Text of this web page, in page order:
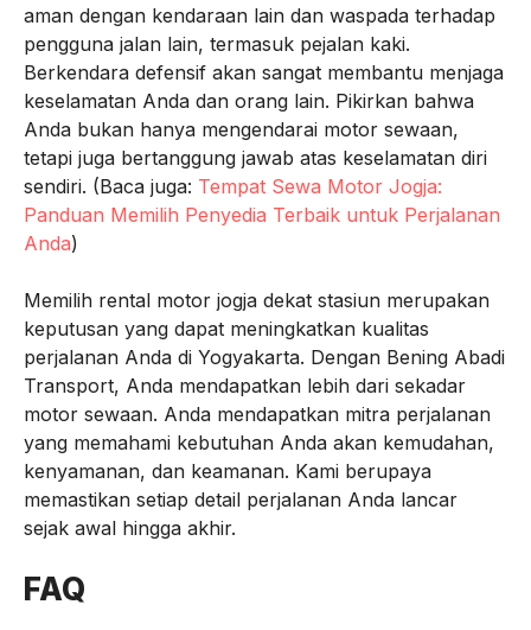
aman dengan kendaraan lain dan waspada terhadap
pengguna jalan lain, termasuk pejalan kaki.
Berkendara defensif akan sangat membantu menjaga
keselamatan Anda dan orang lain. Pikirkan bahwa
Anda bukan hanya mengendarai motor sewaan,
tetapi juga bertanggung jawab atas keselamatan diri
sendiri. (Baca juga: Tempat Sewa Motor Jogja:
Panduan Memilih Penyedia Terbaik untuk Perjalanan
Anda)
Memilih rental motor jogja dekat stasiun merupakan
keputusan yang dapat meningkatkan kualitas
perjalanan Anda di Yogyakarta. Dengan Bening Abadi
Transport, Anda mendapatkan lebih dari sekadar
motor sewaan. Anda mendapatkan mitra perjalanan
yang memahami kebutuhan Anda akan kemudahan,
kenyamanan, dan keamanan. Kami berupaya
memastikan setiap detail perjalanan Anda lancar
sejak awal hingga akhir.
FAQ